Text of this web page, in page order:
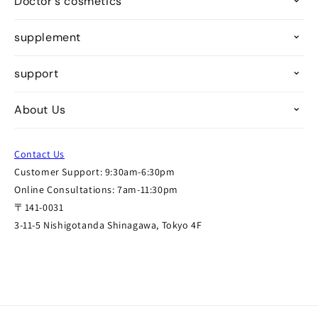
supplement
support
About Us
Contact Us
Customer Support: 9:30am-6:30pm
Online Consultations: 7am-11:30pm
〒141-0031
3-11-5 Nishigotanda Shinagawa, Tokyo 4F